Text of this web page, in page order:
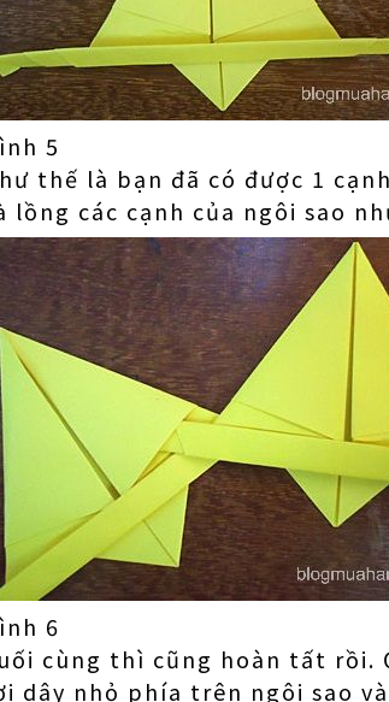
5
thế là bạn đã có được 1
lồng các cạnh của ngôi sao
6
cùng thì cũng hoàn tất rồi.
dây nhỏ phía trên ngôi sao